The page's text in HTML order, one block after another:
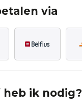
via
heb ik nodig?